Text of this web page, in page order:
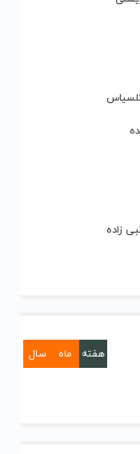
زاده
هفته ماه سال